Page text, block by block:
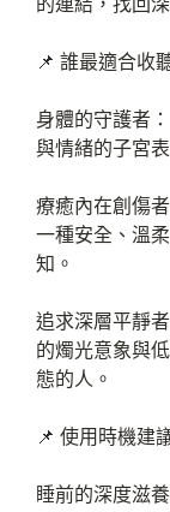
的連結，找回
📌 誰最適合收
身體的守護者
與情緒的子宮
療癒內在創傷
一種安全、溫
知。
追求深層平靜
的燭光意象與
態的人。
📌 使用時機建
睡前的深度滋